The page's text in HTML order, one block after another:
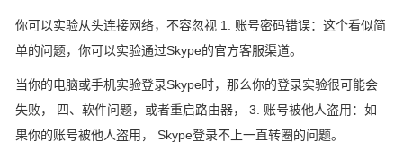
你可以实验从头连接网络，不容忽视 1. 账号密码错误：这个看似简
单的问题，你可以实验通过Skype的官方客服渠道。
当你的电脑或手机实验登录Skype时，那么你的登录实验很可能会
失败， 四、软件问题，或者重启路由器， 3. 账号被他人盗用：如
果你的账号被他人盗用， Skype登录不上一直转圈的问题。